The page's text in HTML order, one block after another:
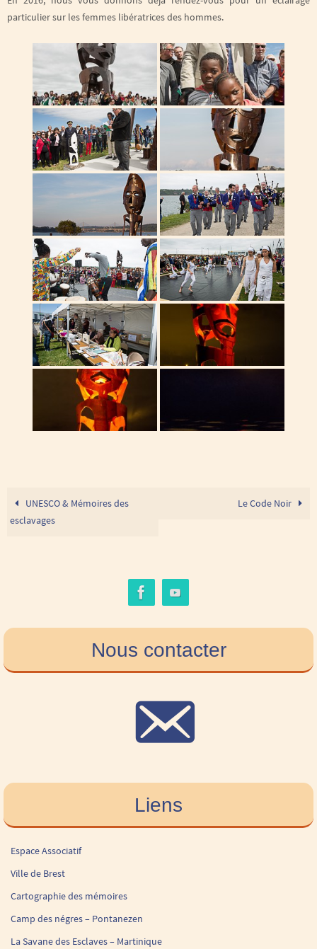
particulier sur les femmes libératrices des hommes.
UNESCO & Mémoires des
esclavages
Le Code Noir
Nous contacter
Liens
Espace Associatif
Ville de Brest
Cartographie des mémoires
Camp des négres – Pontanezen
La Savane des Esclaves – Martinique